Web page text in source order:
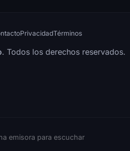
PrivacidadTérminos
. Todos los derechos reservados.
emisora para escuchar